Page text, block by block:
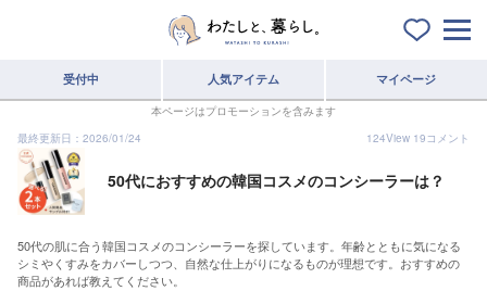
受付中 人気アイテム マイページ
本ページはプロモーションを含みます
最終更新日：2026/01/24
124View 19コメント
50代におすすめの韓国コスメのコンシーラーは？
50代の肌に合う韓国コスメのコンシーラーを探しています。年齢とともに気になる
シミやくすみをカバーしつつ、自然な仕上がりになるものが理想です。おすすめの
商品があれば教えてください。